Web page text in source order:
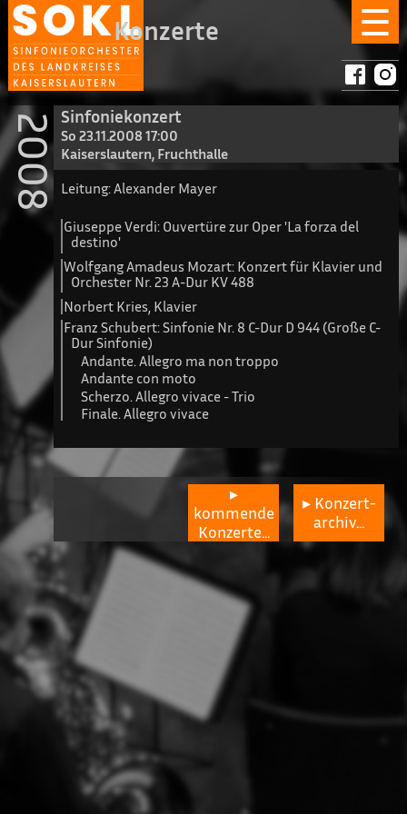
Konzerte ☰
2008Sinfoniekonzert
So 23.11.2008 17:00
Kaiserslautern, Fruchthalle
Leitung: Alexander Mayer
Giuseppe Verdi: Ouvertüre zur Oper 'La forza del
destino'
Wolfgang Amadeus Mozart: Konzert für Klavier und
Orchester Nr. 23 A-Dur KV 488
Norbert Kries, Klavier
Franz Schubert: Sinfonie Nr. 8 C-Dur D 944 (Große C-
Dur Sinfonie)
Andante. Allegro ma non troppo
Andante con moto
Scherzo. Allegro vivace - Trio
Finale. Allegro vivace
▸
kommende
Konzerte...
▸ Konzert-
archiv...